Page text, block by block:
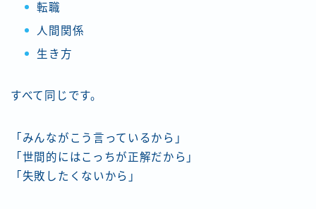
転職
人間関係
生き方
すべて同じです。
「みんながこう言っているから」
「世間的にはこっちが正解だから」
「失敗したくないから」